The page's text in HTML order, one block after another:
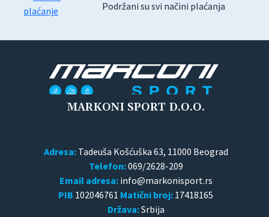
Podržani su svi načini plaćanja
MARKONI SPORT D.O.O.
Adresa:Tadeuša Košćuška 63, 11000 Beograd
Telefon:069/2628-209
Email adresa:
PIB 102046761 Matični broj: 17418165
Država:Srbija